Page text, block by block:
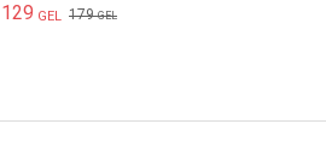
129 GEL 179GEL